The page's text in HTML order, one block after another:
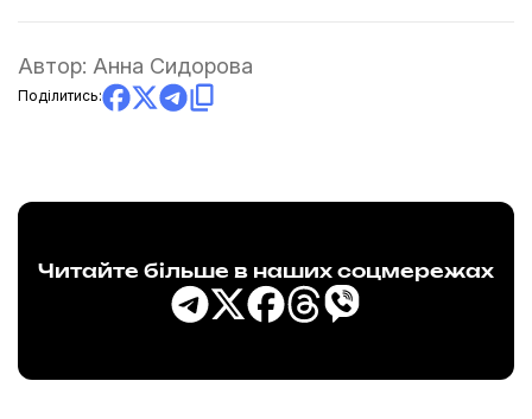
Автор: Анна Сидорова
Поділитись:
Читайте більше в наших соцмережах